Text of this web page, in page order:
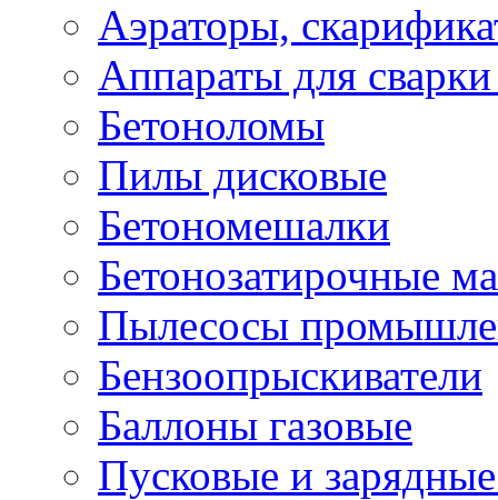
Аэраторы,
Аппараты для
Бетоноломы
Пилы дисковые
Бетономешалки
Бетонозатирочные
Пылесосы
Бензоопрыскиватели
Баллоны газовые
Пусковые и